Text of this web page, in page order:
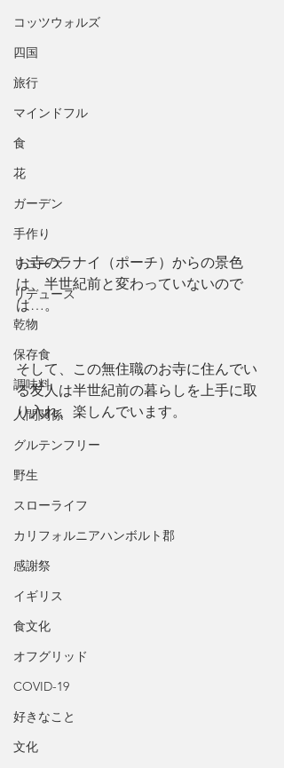
コッツウォルズ
四国
旅行
マインドフル
食
花
ガーデン
手作り
リユーズ
リデュース
乾物
保存食
調味料
人間関係
グルテンフリー
野生
スローライフ
カリフォルニアハンボルト郡
感謝祭
イギリス
食文化
オフグリッド
COVID-19
好きなこと
文化
お寺のラナイ（ポーチ）からの景色
は、半世紀前と変わっていないので
は…。
そして、この無住職のお寺に住んでい
る友人は半世紀前の暮らしを上手に取
り入れ、楽しんでいます。